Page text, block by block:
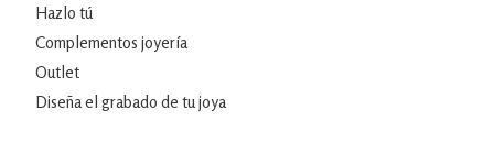
Hazlo tú
Complementos joyería
Outlet
Diseña el grabado de tu joya